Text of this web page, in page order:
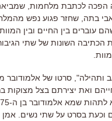
הפכה לכתבת מלחמות
בתה שחזר פגוע נפש
עוברים בין החיים ובין המוות
הכתיבה השונות של שתי
ותהילה", סרטו של אלמודובר
ואת יצירתם בצל מצוקות
לתהות שמא אלמודובר בן ה-75
וכעת בסרט על שתי נשים